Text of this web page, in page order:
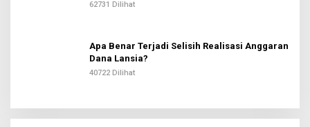
62731 Dilihat
Apa Benar Terjadi Selisih Realisasi Anggaran
Dana Lansia?
40722 Dilihat